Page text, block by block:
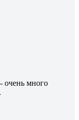
очень много